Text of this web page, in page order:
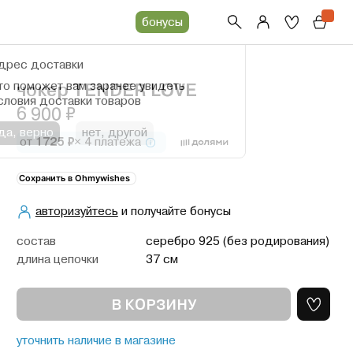
доставки
поможет вам заранее увидеть
доставки товаров
верно
нет, другой
бонусы
чокер TENDER LOVE
6 900 ₽
от1725 ₽× 4 платежа
Сохранить в Ohmywishes
авторизуйтесьи получайте бонусы
cостав
серебро 925 (без родирования)
длина цепочки
37 см
В КОРЗИНУ
уточнить наличие в магазине